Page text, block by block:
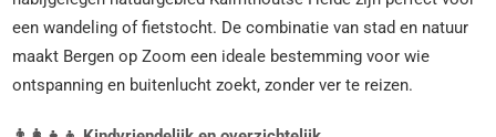
een wandeling of fietstocht. De combinatie van stad en natuur
maakt Bergen op Zoom een ideale bestemming voor wie
ontspanning en buitenlucht zoekt, zonder ver te reizen.